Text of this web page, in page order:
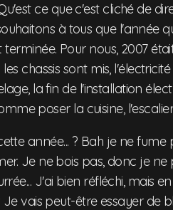
ce que c'est cliché de
à tous que l'année
terminée. Pour nous, 2007
chassis sont mis,
la fin de l'installation
poser la cuisine,
année... ? Bah je ne
Je ne bois pas, donc je
J'ai bien réfléchi, mais
Je vais peut-être essayer de